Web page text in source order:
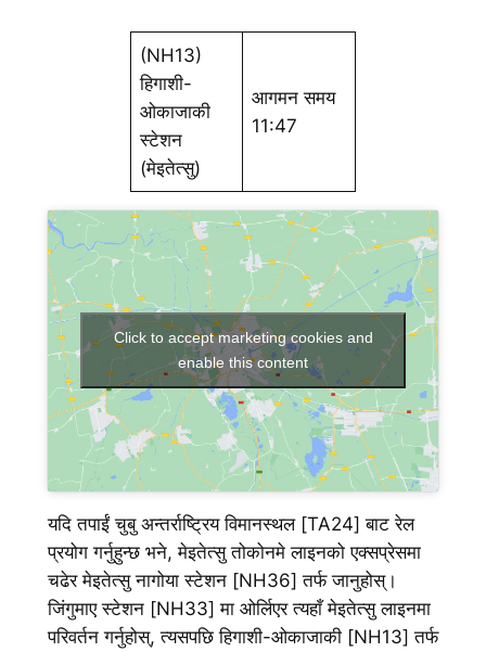
(NH13)
हिगाशी-
ओकाजाकी
स्टेशन
(मेइतेत्सु)
आगमन समय
11:47
Click to accept marketing cookies and
enable this content
यदि तपाईं चुबु अन्तर्राष्ट्रिय विमानस्थल [TA24] बाट रेल
प्रयोग गर्नुहुन्छ भने, मेइतेत्सु तोकोनमे लाइनको एक्सप्रेसमा
चढेर मेइतेत्सु नागोया स्टेशन [NH36] तर्फ जानुहोस्।
जिंगुमाए स्टेशन [NH33] मा ओर्लिएर त्यहाँ मेइतेत्सु लाइनमा
परिवर्तन गर्नुहोस्, त्यसपछि हिगाशी-ओकाजाकी [NH13] तर्फ